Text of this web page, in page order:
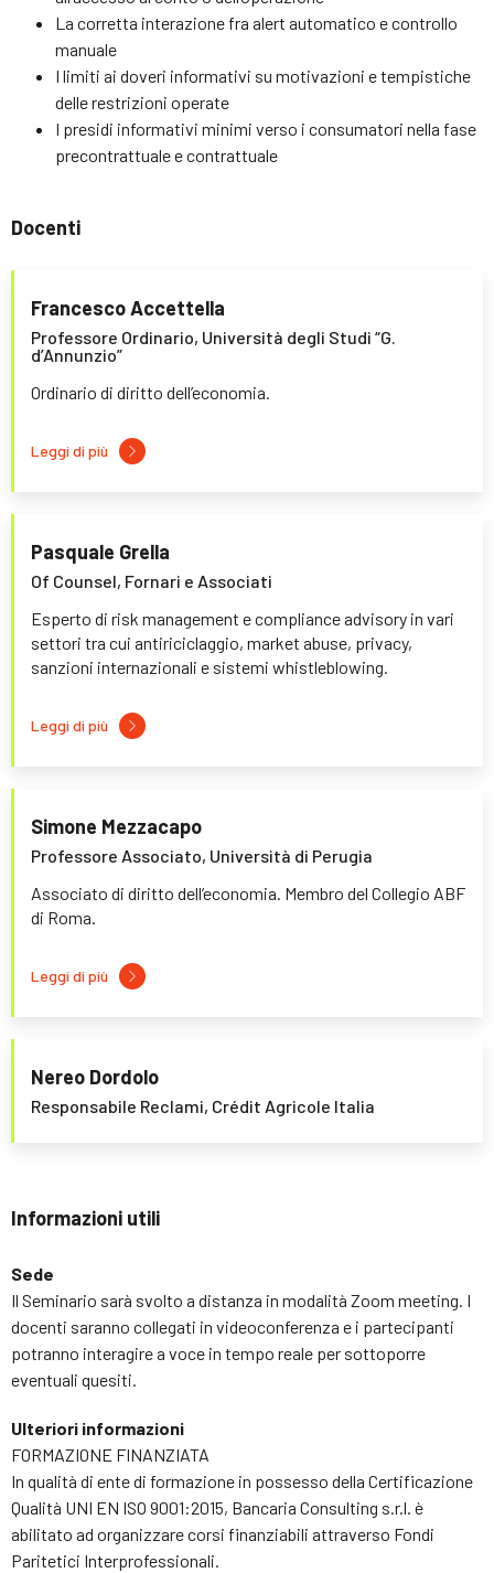
La corretta interazione fra alert automatico e controllo
manuale
I limiti ai doveri informativi su motivazioni e tempistiche
delle restrizioni operate
I presidi informativi minimi verso i consumatori nella fase
precontrattuale e contrattuale
Docenti
Francesco Accettella
Professore Ordinario, Università degli Studi “G.
d’Annunzio”
Ordinario di diritto dell’economia.
Leggi di più
Pasquale Grella
Of Counsel, Fornari e Associati
Esperto di risk management e compliance advisory in vari
settori tra cui antiriciclaggio, market abuse, privacy,
sanzioni internazionali e sistemi whistleblowing.
Leggi di più
Simone Mezzacapo
Professore Associato, Università di Perugia
Associato di diritto dell’economia. Membro del Collegio ABF
di Roma.
Leggi di più
Nereo Dordolo
Responsabile Reclami, Crédit Agricole Italia
Informazioni utili
Sede
Il Seminario sarà svolto a distanza in modalità Zoom meeting. I
docenti saranno collegati in videoconferenza e i partecipanti
potranno interagire a voce in tempo reale per sottoporre
eventuali quesiti.
Ulteriori informazioni
FORMAZIONE FINANZIATA
In qualità di ente di formazione in possesso della Certificazione
Qualità UNI EN ISO 9001:2015, Bancaria Consulting s.r.l. è
abilitato ad organizzare corsi finanziabili attraverso Fondi
Paritetici Interprofessionali.